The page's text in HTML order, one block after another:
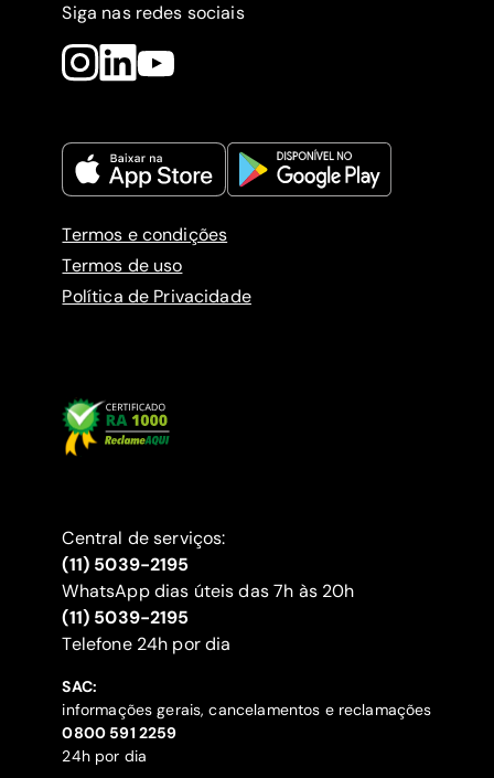
Siga nas redes sociais
Termos e condições
Termos de uso
Política de Privacidade
Central de serviços:
(11) 5039-2195
WhatsApp dias úteis das 7h às 20h
(11) 5039-2195
‍Telefone 24h por dia
SAC:
informações gerais, cancelamentos e reclamações
‍0800 591 2259
24h por dia